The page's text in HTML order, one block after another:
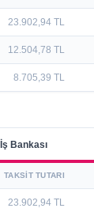
23.902,94 TL
12.504,78 TL
8.705,39 TL
İş Bankası
TAKSIT TUTARI
23.902,94 TL